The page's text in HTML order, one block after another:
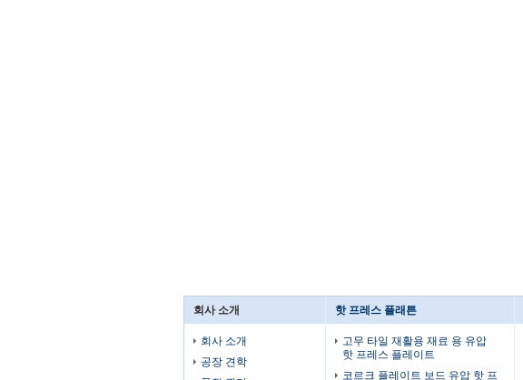
회사 소개
회사 소개
공장 견학
핫 프레스 플래튼
고무 타일 재활용 재료 용 유압
핫 프레스 플레이트
코르크 플레이트 보드 유압 핫 프